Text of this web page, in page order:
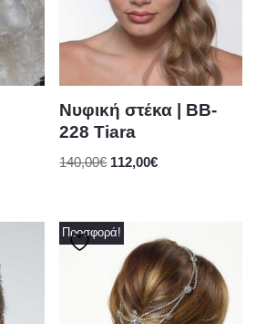
Νυφική στέκα | BB-
228 Tiara
140,00€ 112,00€
Προσφορά!